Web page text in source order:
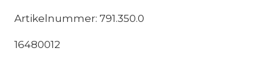
Artikelnummer: 791.350.0
16480012